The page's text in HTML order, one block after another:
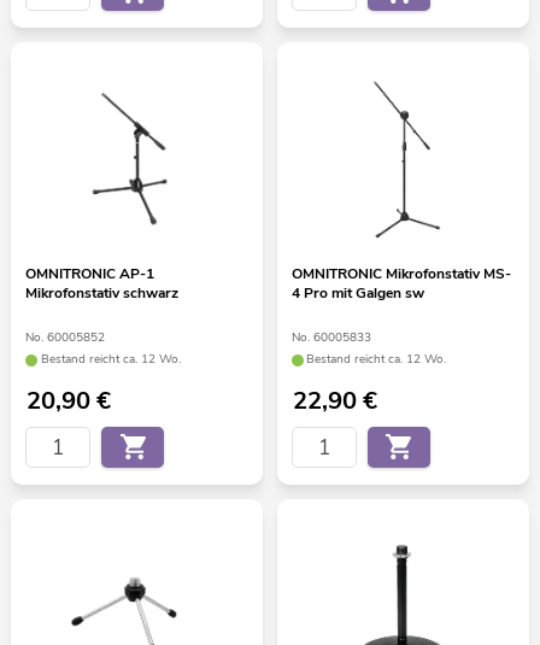
OMNITRONIC AP-1
Mikrofonstativ schwarz
No. 60005852
Bestand reicht ca. 12 Wo.
20,90€
OMNITRONIC Mikrofonstativ MS-
4 Pro mit Galgen sw
No. 60005833
Bestand reicht ca. 12 Wo.
22,90€